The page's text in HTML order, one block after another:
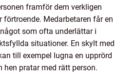
framför dem verkligen
förtroende. Medarbetaren får en
som ofta underlättar i
situationer. En skylt med
till exempel lugna en upprörd
hen pratar med rätt person.